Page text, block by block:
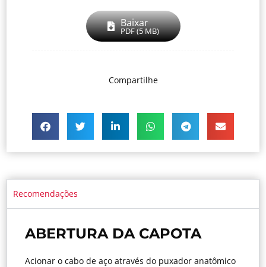
Baixar
PDF (5 MB)
Compartilhe
Recomendações
ABERTURA DA CAPOTA
Acionar o cabo de aço através do puxador anatômico